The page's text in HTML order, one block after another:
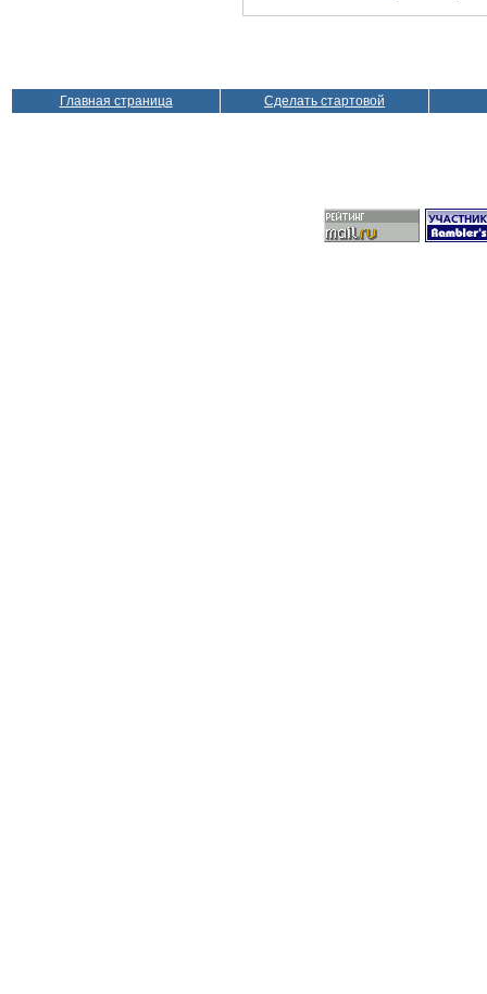
Главная страница Сделать стартовой